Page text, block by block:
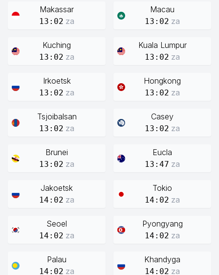
Makassar
13:02 za
Macau
13:02 za
Kuching
13:02 za
Kuala Lumpur
13:02 za
Irkoetsk
13:02 za
Hongkong
13:02 za
Tsjoibalsan
13:02 za
Casey
13:02 za
Brunei
13:02 za
Eucla
13:47 za
Jakoetsk
14:02 za
Tokio
14:02 za
Seoel
14:02 za
Pyongyang
14:02 za
Palau
14:02 za
Khandyga
14:02 za